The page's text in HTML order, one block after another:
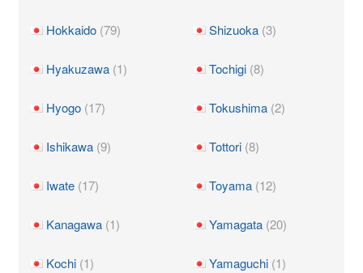
Hokkaido (79)
Hyakuzawa (1)
Hyogo (17)
Ishikawa (9)
Iwate (17)
Kanagawa (1)
Kochi (1)
Shizuoka (3)
Tochigi (8)
Tokushima (2)
Tottori (8)
Toyama (12)
Yamagata (20)
Yamaguchi (1)